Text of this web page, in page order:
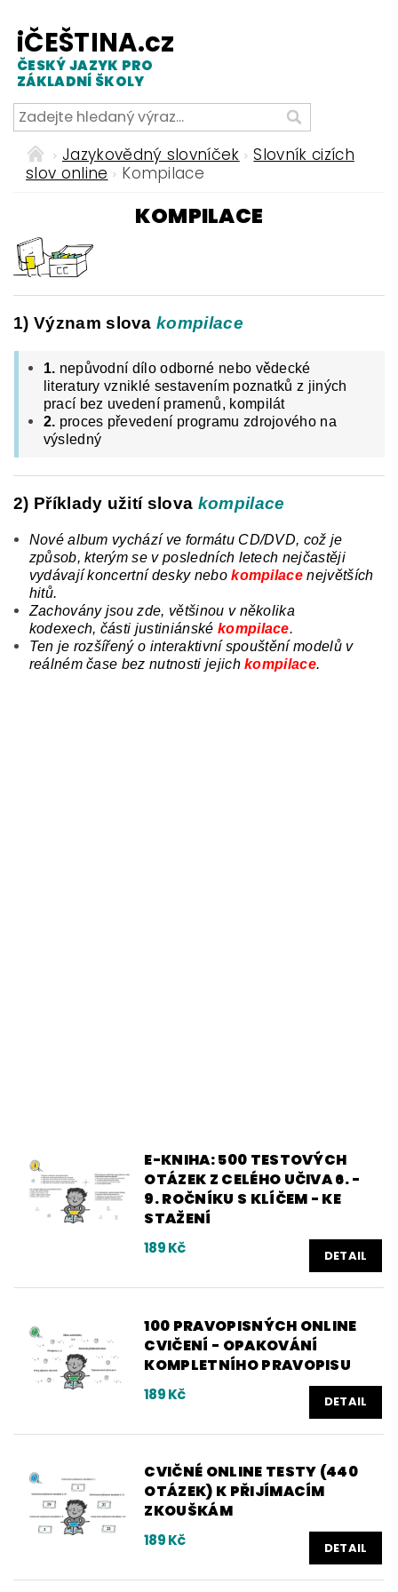
iČEŠTINA.cz
ČESKÝ JAZYK PRO
ZÁKLADNÍ ŠKOLY
Jazykovědný slovníček
Slovník cizích
slov online
Kompilace
KOMPILACE
1) Význam slovakompilace
1. nepůvodní dílo odborné nebo vědecké
literatury vzniklé sestavením poznatků z jiných
prací bez uvedení pramenů, kompilát
2. proces převedení programu zdrojového na
výsledný
2) Příklady užití slova kompilace
Nové album vychází ve formátu CD/DVD, což je
způsob, kterým se v posledních letech nejčastěji
vydávají koncertní desky nebo kompilace největších
hitů.
Zachovány jsou zde, většinou v několika
kodexech, části justiniánské kompilace.
Ten je rozšířený o interaktivní spouštění modelů v
reálném čase bez nutnosti jejichkompilace.
E-KNIHA: 500 TESTOVÝCH
OTÁZEK Z CELÉHO UČIVA 6. -
9. ROČNÍKU S KLÍČEM - KE
STAŽENÍ
189 Kč DETAIL
100 PRAVOPISNÝCH ONLINE
CVIČENÍ - OPAKOVÁNÍ
KOMPLETNÍHO PRAVOPISU
189 Kč DETAIL
CVIČNÉ ONLINE TESTY (440
OTÁZEK) K PŘIJÍMACÍM
ZKOUŠKÁM
189 Kč DETAIL